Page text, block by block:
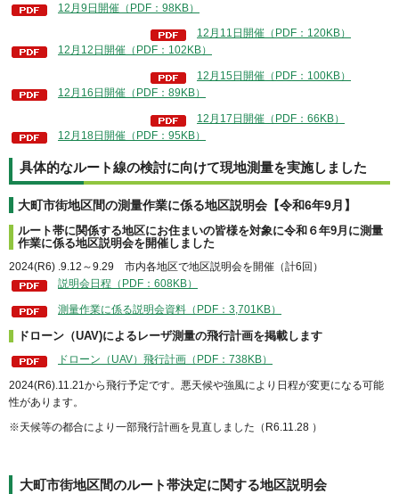
12月9日開催（PDF：98KB）
12月11日開催（PDF：120KB）
12月12日開催（PDF：102KB）
12月15日開催（PDF：100KB）
12月16日開催（PDF：89KB）
12月17日開催（PDF：66KB）
12月18日開催（PDF：95KB）
具体的なルート線の検討に向けて現地測量を実施しました
大町市街地区間の測量作業に係る地区説明会【令和6年9月】
ルート帯に関係する地区にお住まいの皆様を対象に令和６年9月に測量
作業に係る地区説明会を開催しました
2024(R6) .9.12～9.29 市内各地区で地区説明会を開催（計6回）
説明会日程（PDF：608KB）
測量作業に係る説明会資料（PDF：3,701KB）
ドローン（UAV)によるレーザ測量の飛行計画を掲載します
ドローン（UAV）飛行計画（PDF：738KB）
2024(R6).11.21から飛行予定です。悪天候や強風により日程が変更になる可能
性があります。
※天候等の都合により一部飛行計画を見直しました（R6.11.28 ）
大町市街地区間のルート帯決定に関する地区説明会